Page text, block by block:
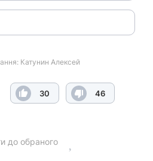
Катунин Алексей
30 46
до обраного